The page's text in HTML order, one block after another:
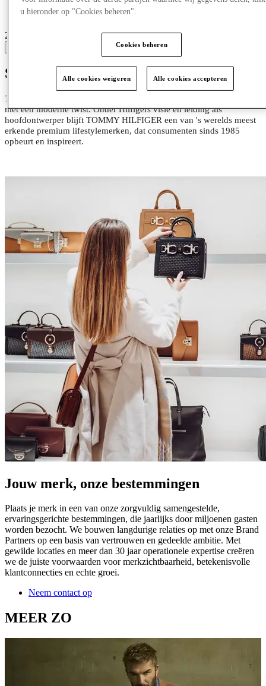
20 centres with stores
Stap in de wereld van Tommy Hilfiger
Tommy Hilfiger blijft een pionier van de klassieke, Amerikaanse stijl
met een moderne twist. Onder Hilfigers visie en leiding als
hoofdontwerper blijft TOMMY HILFIGER een van 's werelds meest
erkende premium lifestylemerken, dat consumenten sinds 1985
opbeurt en inspireert.
Jouw merk, onze bestemmingen
Plaats je merk in een van onze zorgvuldig samengestelde,
ervaringsgerichte bestemmingen, die jaarlijks door miljoenen gasten
worden bezocht. We bouwen langdurige relaties op met onze Brand
Partners op een basis van vertrouwen en gedeelde ambitie. Met
gewilde locaties en meer dan 30 jaar operationele expertise creëren
we de juiste voorwaarden voor merkzichtbaarheid, betekenisvolle
klantconnecties en echte groei.
Neem contact op
MEER ZO
u hieronder op "Cookies beheren".
Cookies beheren
Alle cookies weigeren Alle cookies accepteren